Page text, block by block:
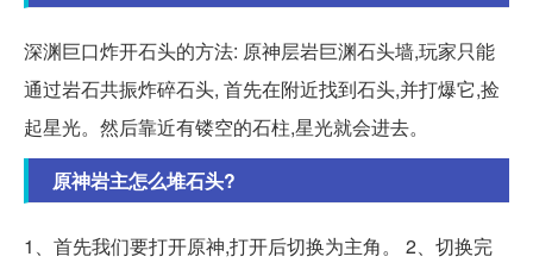
深渊巨口炸开石头的方法: 原神层岩巨渊石头墙,玩家只能
通过岩石共振炸碎石头, 首先在附近找到石头,并打爆它,捡
起星光。然后靠近有镂空的石柱,星光就会进去。
原神岩主怎么堆石头?
1、首先我们要打开原神,打开后切换为主角。 2、切换完